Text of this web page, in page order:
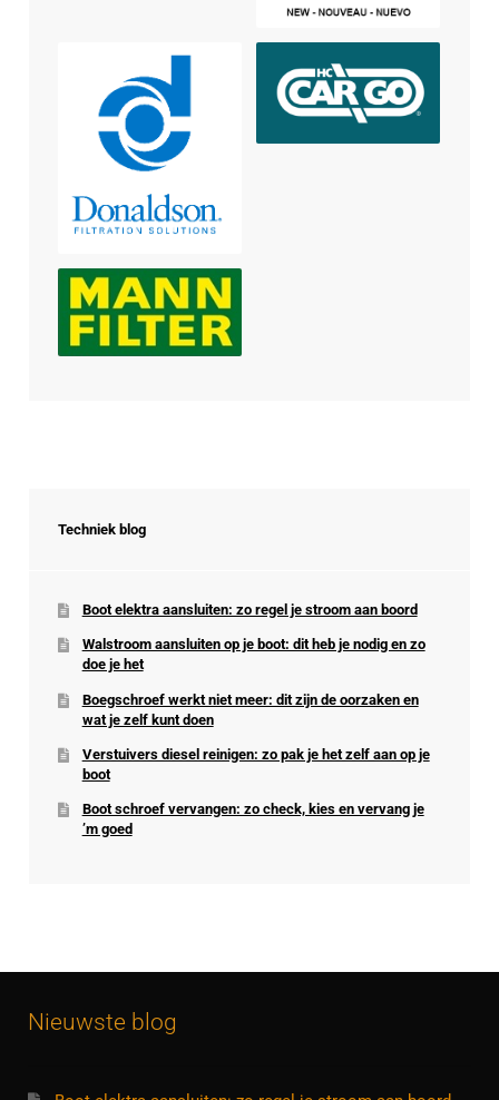
Techniek blog
Boot elektra aansluiten: zo regel je stroom aan boord
Walstroom aansluiten op je boot: dit heb je nodig en zo
doe je het
Boegschroef werkt niet meer: dit zijn de oorzaken en
wat je zelf kunt doen
Verstuivers diesel reinigen: zo pak je het zelf aan op je
boot
Boot schroef vervangen: zo check, kies en vervang je
’m goed
Nieuwste blog